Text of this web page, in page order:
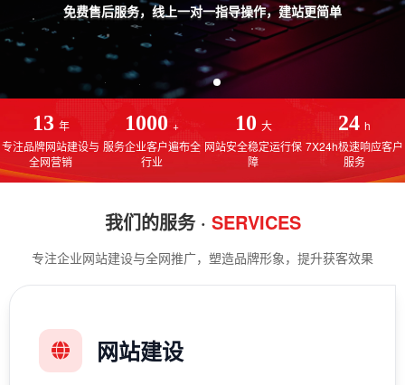
免费售后服务，线上一对一指导操作，建站更简单
13 年
专注品牌网站建设与
全网营销
1000 +
服务企业客户遍布全
行业
10 大
网站安全稳定运行保
障
24 h
7X24h极速响应客户
服务
我们的服务 · SERVICES
专注企业网站建设与全网推广，塑造品牌形象，提升获客效果
网站建设